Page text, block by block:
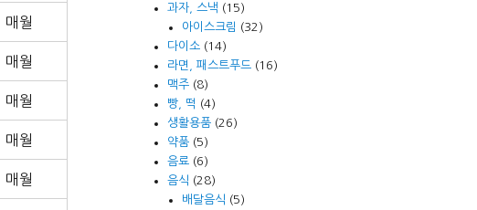
매월
매월
매월
매월
매월
과자, 스낵 (15)
아이스크림 (32)
다이소(14)
라면, 패스트푸드(16)
맥주(8)
빵, 떡 (4)
생활용품(26)
약품(5)
음료(6)
음식 (28)
배달음식 (5)